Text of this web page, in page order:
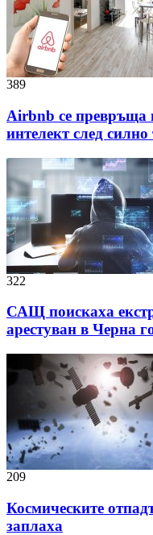
389
Airbnb се превръща
интелект след силно
322
САЩ поискаха
арестуван в Черна
209
Космическите
заплаха